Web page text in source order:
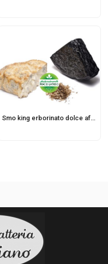
Smo king erborinato dolce affumicato